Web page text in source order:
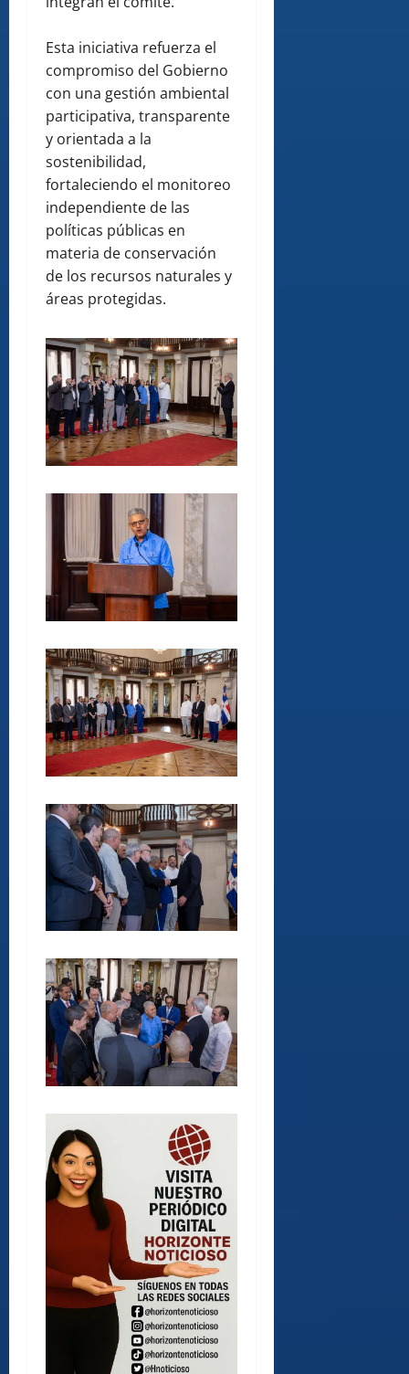
Esta iniciativa refuerza el
compromiso del Gobierno
con una gestión ambiental
participativa, transparente
y orientada a la
sostenibilidad,
fortaleciendo el monitoreo
independiente de las
políticas públicas en
materia de conservación
de los recursos naturales y
áreas protegidas.